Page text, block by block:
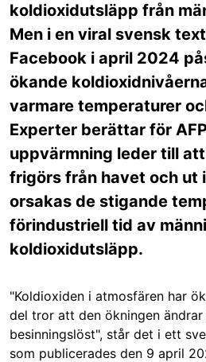
koldioxidutsläpp från
Men i en viral svensk
Facebook i april 2024
ökande
varmare temperaturer
Experter berättar för
uppvärmning leder till
frigörs från havet och ut
orsakas de stigande
förindustriell tid av
koldioxidutsläpp.
"Koldioxiden i atmosfären har
del tror att den ökningen
besinningslöst", står det i ett
som publicerades den 9 april